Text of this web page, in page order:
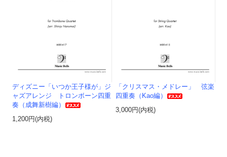
ディズニー「いつか王子様が」ジ
ャズアレンジ トロンボーン四重
奏（成舞新樹編）
1,200円(内税)
「クリスマス・メドレー」 弦楽
四重奏（Kao編）
3,000円(内税)